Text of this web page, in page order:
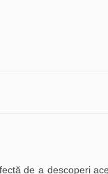
de a descoperi